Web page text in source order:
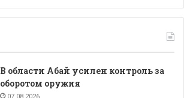
В области Абай усилен контроль за
оборотом оружия